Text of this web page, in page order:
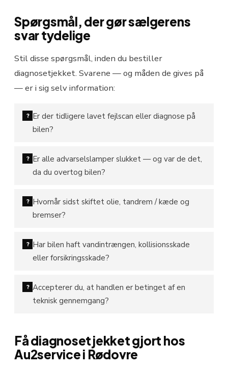
Spørgsmål, der gør sælgerens
svar tydelige
Stil disse spørgsmål, inden du bestiller
diagnosetjekket. Svarene — og måden de gives på
— er i sig selv information:
? Er der tidligere lavet fejlscan eller diagnose på
bilen?
? Er alle advarselslamper slukket — og var de det,
da du overtog bilen?
? Hvornår sidst skiftet olie, tandrem / kæde og
bremser?
? Har bilen haft vandintrængen, kollisionsskade
eller forsikringsskade?
? Accepterer du, at handlen er betinget af en
teknisk gennemgang?
Få diagnosetjekket gjort hos
Au2service i Rødovre